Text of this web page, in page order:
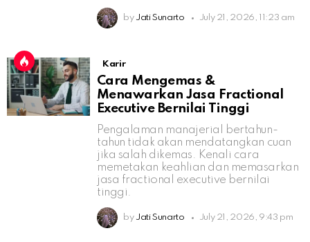
by Jati Sunarto July 21, 2026, 11:23 am
Karir
Cara Mengemas &
Menawarkan Jasa Fractional
Executive Bernilai Tinggi
Pengalaman manajerial bertahun-
tahun tidak akan mendatangkan cuan
jika salah dikemas. Kenali cara
memetakan keahlian dan memasarkan
jasa fractional executive bernilai
tinggi.
by Jati Sunarto July 21, 2026, 9:43 pm